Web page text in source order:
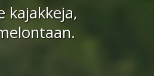
kajakkeja,